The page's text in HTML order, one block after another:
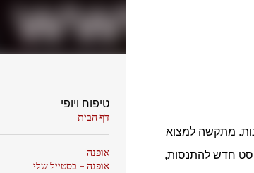
מתקשה למצוא
סט חדש להתנסות,
טיפוח ויופי
דף הבית
אופנה
אופנה - בסטייל שלי